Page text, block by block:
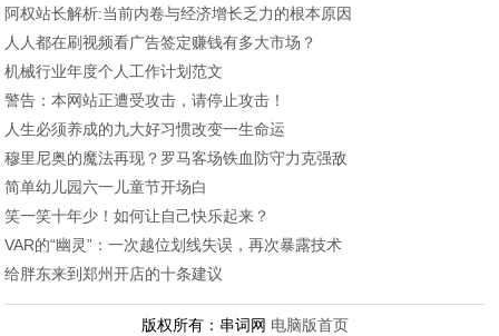
阿权站长解析:当前内卷与经济增长乏力的根本原因
人人都在刷视频看广告签定赚钱有多大市场？
机械行业年度个人工作计划范文
警告：本网站正遭受攻击，请停止攻击！
人生必须养成的九大好习惯改变一生命运
穆里尼奥的魔法再现？罗马客场铁血防守力克强敌
简单幼儿园六一儿童节开场白
笑一笑十年少！如何让自己快乐起来？
VAR的“幽灵”：一次越位划线失误，再次暴露技术
给胖东来到郑州开店的十条建议
版权所有：串词网 电脑版首页